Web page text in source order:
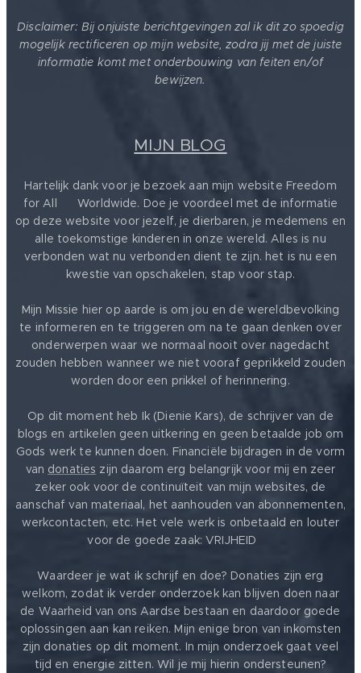
Disclaimer: Bij onjuiste berichtgevingen zal ik dit zo spoedig
mogelijk rectificeren op mijn website, zodra jij met de juiste
informatie komt met onderbouwing van feiten en/of
bewijzen.
MIJN BLOG
Hartelijk dank voor je bezoek aan mijn website Freedom
for All ❤️ Worldwide. Doe je voordeel met de informatie
op deze website voor jezelf, je dierbaren, je medemens en
alle toekomstige kinderen in onze wereld. Alles is nu
verbonden wat nu verbonden dient te zijn. het is nu een
kwestie van opschakelen, stap voor stap.
Mijn Missie hier op aarde is om jou en de wereldbevolking
te informeren en te triggeren om na te gaan denken over
onderwerpen waar we normaal nooit over nagedacht
zouden hebben wanneer we niet vooraf geprikkeld zouden
worden door een prikkel of herinnering.
Op dit moment heb Ik (Dienie Kars), de schrijver van de
blogs en artikelen geen uitkering en geen betaalde job om
Gods werk te kunnen doen. Financiële bijdragen in de vorm
van donaties zijn daarom erg belangrijk voor mij en zeer
zeker ook voor de continuïteit van mijn websites, de
aanschaf van materiaal, het aanhouden van abonnementen,
werkcontacten, etc. Het vele werk is onbetaald en louter
voor de goede zaak: VRIJHEID ❤️
Waardeer je wat ik schrijf en doe? Donaties zijn erg
welkom, zodat ik verder onderzoek kan blijven doen naar
de Waarheid van ons Aardse bestaan en daardoor goede
oplossingen aan kan reiken. Mijn enige bron van inkomsten
zijn donaties op dit moment. In mijn onderzoek gaat veel
tijd en energie zitten. Wil je mij hierin ondersteunen?